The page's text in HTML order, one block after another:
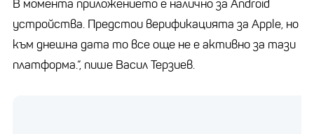
В момента приложението е налично за Android
устройства. Предстои верификацията за Apple, но
към днешна дата то все още не е активно за тази
платформа.“, пише Васил Терзиев.